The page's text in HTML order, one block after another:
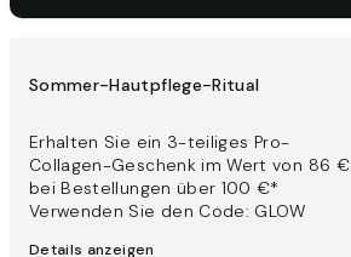
Sommer-Hautpflege-Ritual
Erhalten Sie ein 3-teiliges Pro-
Collagen-Geschenk im Wert von 86 €
bei Bestellungen über 100 €*
Verwenden Sie den Code: GLOW
Details anzeigen